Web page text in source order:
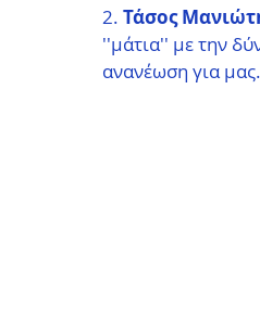
2. Τάσος
''μάτια'' με την
ανανέωση για μας.